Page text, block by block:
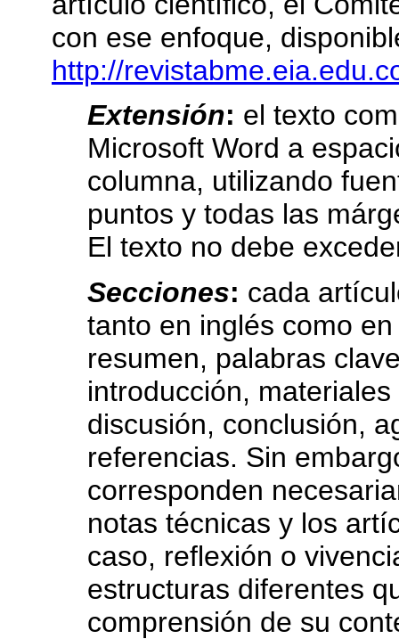
con ese enfoque,
http://
Extensión: el texto
Microsoft Word a
columna, utilizando
puntos y todas las
El texto no debe
Secciones: cada
tanto en inglés como
resumen, palabras
introducción,
discusión, conclusión,
referencias. Sin
corresponden
notas técnicas y los
caso, reflexión o
estructuras diferentes
comprensión de su